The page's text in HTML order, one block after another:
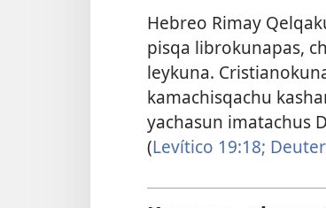
Hebreo Rimay
pisqa librokunapas,
leykuna.
kamachisqachu
yachasun imatachus
(Levítico 19:18;